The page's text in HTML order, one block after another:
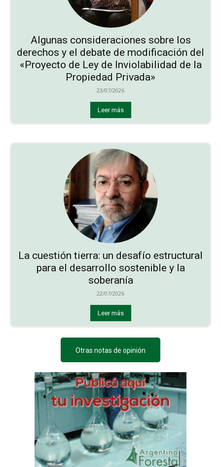
Algunas consideraciones sobre los
derechos y el debate de modificación del
«Proyecto de Ley de Inviolabilidad de la
Propiedad Privada»
23/07/2026
Leer más
La cuestión tierra: un desafío estructural
para el desarrollo sostenible y la
soberanía
22/07/2026
Leer más
Otras notas de opinión